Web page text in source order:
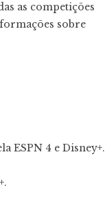
as competições
sobre
ESPN 4 e Disney+.